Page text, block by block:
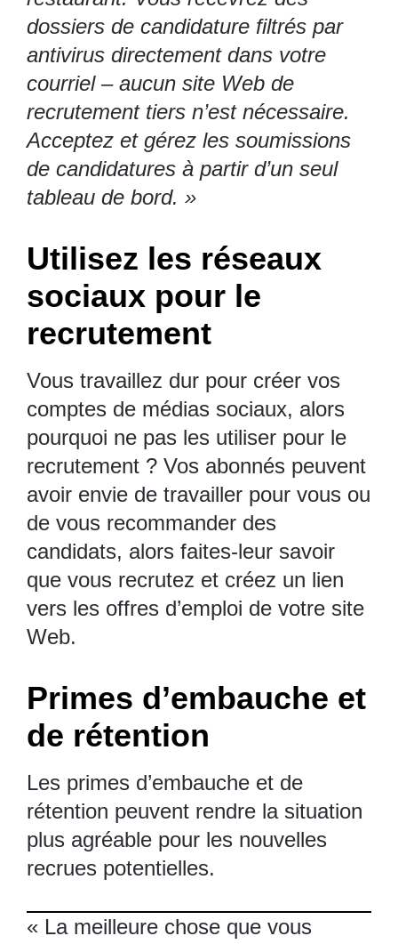
dossiers de candidature filtrés par
antivirus directement dans votre
courriel – aucun site Web de
recrutement tiers n’est nécessaire.
Acceptez et gérez les soumissions
de candidatures à partir d’un seul
tableau de bord. »
Utilisez les réseaux
sociaux pour le
recrutement
Vous travaillez dur pour créer vos
comptes de médias sociaux, alors
pourquoi ne pas les utiliser pour le
recrutement ? Vos abonnés peuvent
avoir envie de travailler pour vous ou
de vous recommander des
candidats, alors faites-leur savoir
que vous recrutez et créez un lien
vers les offres d’emploi de votre site
Web.
Primes d’embauche et
de rétention
Les primes d’embauche et de
rétention peuvent rendre la situation
plus agréable pour les nouvelles
recrues potentielles.
« La meilleure chose que vous